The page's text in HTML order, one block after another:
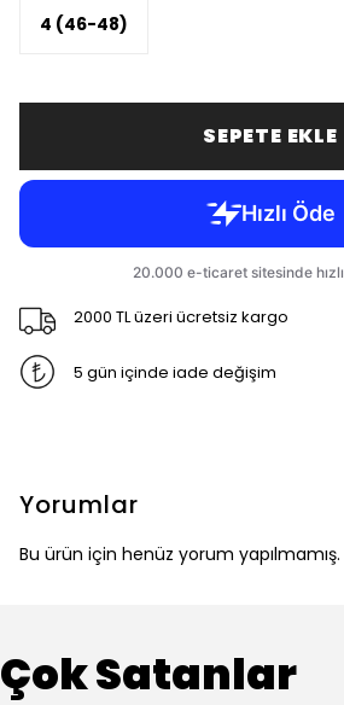
4 (46-48)
SEPETE EKLE
2000 TL üzeri ücretsiz kargo
5 gün içinde iade değişim
Yorumlar
Bu ürün için henüz yorum yapılmamış.
Çok Satanlar